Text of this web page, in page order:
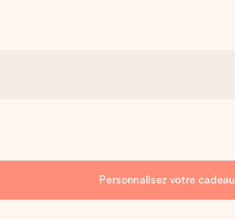
Personnalisez votre cadeau